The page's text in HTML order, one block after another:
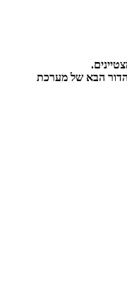
הדור הבא של מערכת